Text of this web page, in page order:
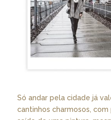
Só andar pela cidade já
cantinhos charmosos,